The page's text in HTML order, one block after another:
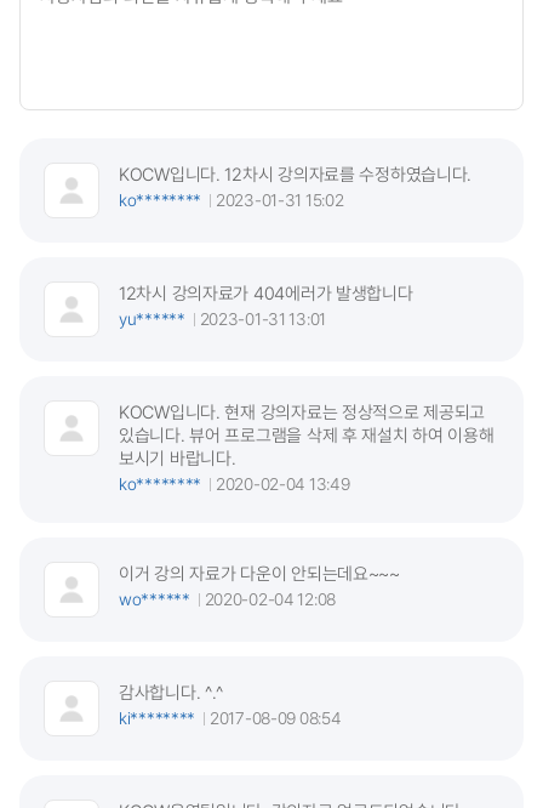
KOCW입니다. 12차시 강의자료를 수정하였습니다.
ko********
2023-01-31 15:02
12차시 강의자료가 404에러가 발생합니다
yu******
2023-01-31 13:01
KOCW입니다. 현재 강의자료는 정상적으로 제공되고
있습니다. 뷰어 프로그램을 삭제 후 재설치 하여 이용해
보시기 바랍니다.
ko********
2020-02-04 13:49
이거 강의 자료가 다운이 안되는데요~~~
wo******
2020-02-04 12:08
감사합니다. ^.^
ki********
2017-08-09 08:54